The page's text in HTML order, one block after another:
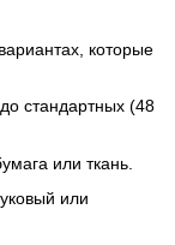
которые
стандартных (48
или ткань.
или